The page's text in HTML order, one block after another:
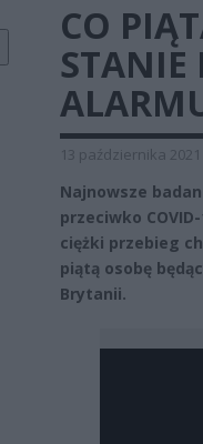
CO
STANIE
13 października 2021
Najnowsze
przeciwko
ciężki przebieg
piątą osobę
Brytanii.